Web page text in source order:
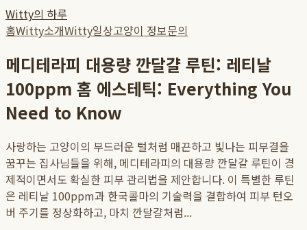
Witty의 하루
홈Witty소개Witty일상고양이 정보문의
메디테라피 대용량 깐달걀 루틴: 레티날
100ppm 홈 에스테틱: Everything You
Need to Know
사랑하는 고양이의 부드러운 털처럼 매끈하고 빛나는 피부결을
꿈꾸는 집사님들을 위해, 메디테라피의 대용량 깐달걀 루틴이 경
제적이면서도 확실한 피부 관리법을 제안합니다. 이 특별한 루틴
은 레티날 100ppm과 한국콜마의 기술력을 결합하여 피부 턴오
버 주기를 정상화하고, 마치 깐달걀처럼...